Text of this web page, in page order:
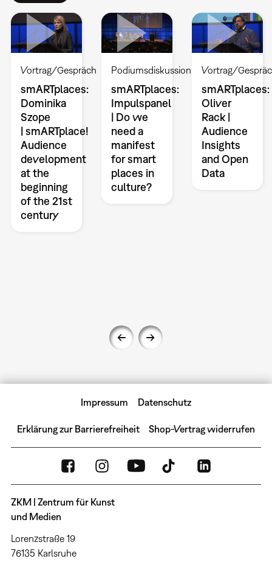
Vortrag/Gespräch
smARTplaces:
Dominika
Szope
| smARTplace!
Audience
development
at the
beginning
of the 21st
century
Podiumsdiskussion
smARTplaces:
Impulspanel
| Do we
need a
manifest
for smart
places in
culture?
Vortrag/
smARTplaces:
Oliver
Rack |
Audience
Insights
and Open
Data
Impressum Datenschutz
Erklärung zur Barrierefreiheit Shop-Vertrag widerrufen
ZKM | Zentrum für Kunst
und Medien
Lorenzstraße 19
76135 Karlsruhe